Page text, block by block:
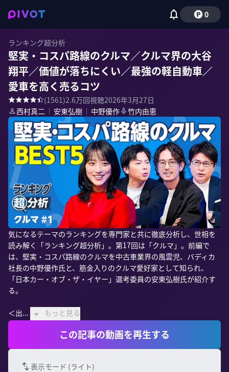
0
ランキング超分析
堅実・コスパ路線のクルマ／クルマ界の大谷
翔平／価値が落ちにくい／最強の軽自動車／
愛車を高く売るコツ
(1561)2.6万回視聴2026年3月27日
西村真二 ｜ 安東弘樹 ｜ 中野優作 竹内由恵
気になるテーマのランキングを専門家と共に徹底分析し、世相を
読み解く「ランキング超分析」。第17回は「クルマ」。前編で
は、堅実・コスパ路線のクルマを中古車業界の風雲児、バディカ
社長の中野優作氏と、筋金入りのクルマ愛好家として知られ、
「日本カー・オブ・ザ・イヤー」選考委員の安東弘樹氏が紹介す
る。
＜出... もっと見る
この記事の動画を再生する
表示モード (ライト)